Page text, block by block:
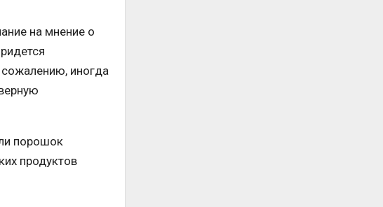
на мнение о
иногда
порошок
продуктов